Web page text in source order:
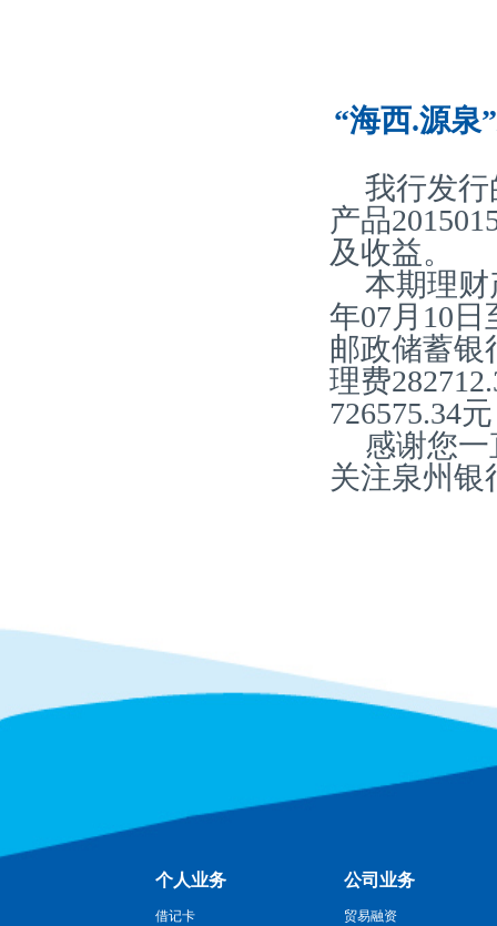
“海西.源泉
我行发行
产品
及收益。
本期理财
年07月10
邮政储蓄银
理费
726575.34
感谢您
关注泉州银
个人业务
借记卡
公司业务
贸易融资